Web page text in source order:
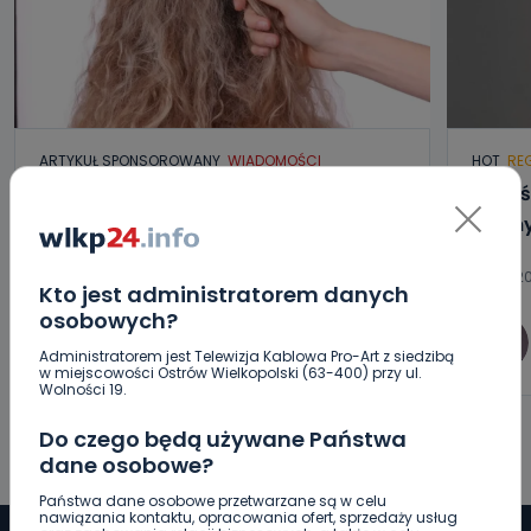
Kto jest administratorem danych
osobowych?
Administratorem jest Telewizja Kablowa Pro-Art z siedzibą
w miejscowości Ostrów Wielkopolski (63-400) przy ul.
Wolności 19.
Do czego będą używane Państwa
dane osobowe?
Państwa dane osobowe przetwarzane są w celu
nawiązania kontaktu, opracowania ofert, sprzedaży usług
ARTYKUŁ SPONSOROWANY WIADOMOŚCI
puszących się i elektryzujących?
07.08.2026 17:18
wlkp24.info 0
HOT